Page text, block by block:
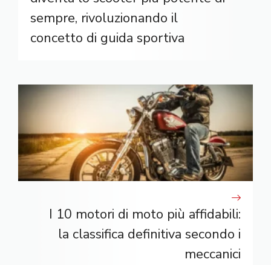
sempre, rivoluzionando il
concetto di guida sportiva
I 10 motori di moto più affidabili:
la classifica definitiva secondo i
meccanici